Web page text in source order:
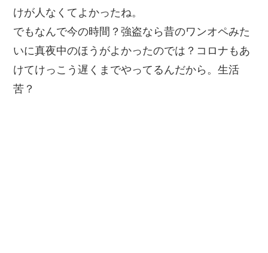
けが人なくてよかったね。
でもなんで今の時間？強盗なら昔のワンオペみた
いに真夜中のほうがよかったのでは？コロナもあ
けてけっこう遅くまでやってるんだから。生活
苦？